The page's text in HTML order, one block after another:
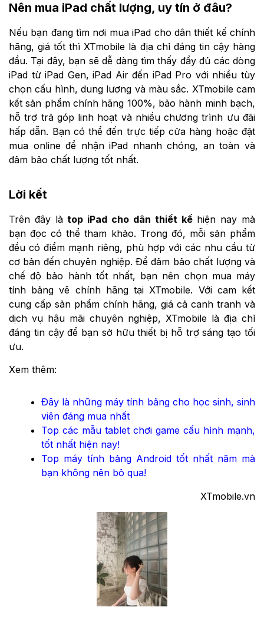
Nên mua iPad chất lượng, uy tín ở đâu?
Nếu bạn đang tìm nơi mua iPad cho dân thiết kế chính
hãng, giá tốt thì XTmobile là địa chỉ đáng tin cậy hàng
đầu. Tại đây, bạn sẽ dễ dàng tìm thấy đầy đủ các dòng
iPad từ iPad Gen, iPad Air đến iPad Pro với nhiều tùy
chọn cấu hình, dung lượng và màu sắc. XTmobile cam
kết sản phẩm chính hãng 100%, bảo hành minh bạch,
hỗ trợ trả góp linh hoạt và nhiều chương trình ưu đãi
hấp dẫn. Bạn có thể đến trực tiếp cửa hàng hoặc đặt
mua online để nhận iPad nhanh chóng, an toàn và
đảm bảo chất lượng tốt nhất.
Lời kết
Trên đây là top iPad cho dân thiết kế hiện nay mà
bạn đọc có thể tham khảo. Trong đó, mỗi sản phẩm
đều có điểm mạnh riêng, phù hợp với các nhu cầu từ
cơ bản đến chuyên nghiệp. Để đảm bảo chất lượng và
chế độ bảo hành tốt nhất, bạn nên chọn mua máy
tính bảng vẽ chính hãng tại XTmobile. Với cam kết
cung cấp sản phẩm chính hãng, giá cả cạnh tranh và
dịch vụ hậu mãi chuyên nghiệp, XTmobile là địa chỉ
đáng tin cậy để bạn sở hữu thiết bị hỗ trợ sáng tạo tối
ưu.
Xem thêm:
Đây là những máy tính bảng cho học sinh, sinh
viên đáng mua nhất
Top các mẫu tablet chơi game cấu hình mạnh,
tốt nhất hiện nay!
Top máy tính bảng Android tốt nhất năm mà
bạn không nên bỏ qua!
XTmobile.vn